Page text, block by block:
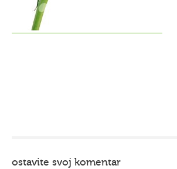
ostavite svoj komentar